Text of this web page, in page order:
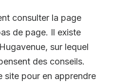
consulter la page
de page. Il existe
sur lequel
des conseils.
site pour en apprendre